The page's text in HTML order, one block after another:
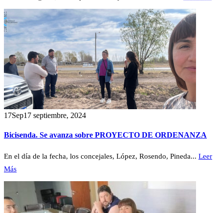
17Sep17 septiembre, 2024
Bicisenda. Se avanza sobre PROYECTO DE ORDENANZA
En el día de la fecha, los concejales, López, Rosendo, Pineda... Leer
Más